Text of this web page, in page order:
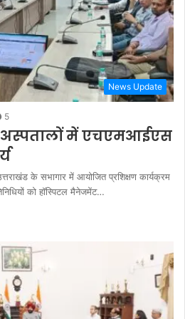
News Update
5
में एचएमआईएस
के सभागार में आयोजित प्रशिक्षण कार्यक्रम
को हॉस्पिटल मैनेजमेंट…